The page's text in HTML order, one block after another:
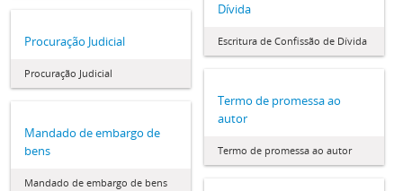
Dívida
Escritura de Confissão de Dívida
Procuração Judicial
Procuração Judicial
Termo de promessa ao
autor
Termo de promessa ao autor
Mandado de embargo de
bens
Mandado de embargo de bens